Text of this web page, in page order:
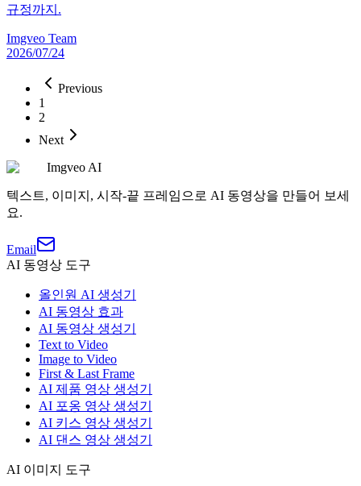
규정까지.
Imgveo Team
2026/07/24
Previous
1
2
Next
Imgveo AI
텍스트, 이미지, 시작-끝 프레임으로 AI 동영상을 만들어 보세
요.
Email
AI 동영상 도구
올인원 AI 생성기
AI 동영상 효과
AI 동영상 생성기
Text to Video
Image to Video
First & Last Frame
AI 제품 영상 생성기
AI 포옹 영상 생성기
AI 키스 영상 생성기
AI 댄스 영상 생성기
AI 이미지 도구